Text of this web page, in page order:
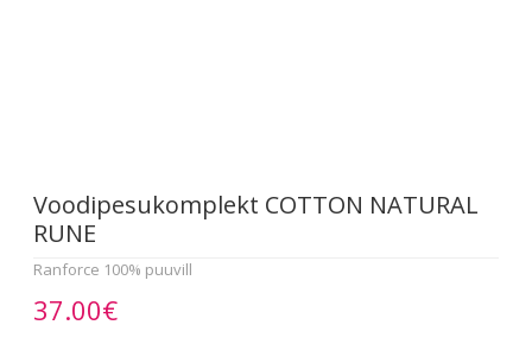
Voodipesukomplekt COTTON NATURAL
RUNE
Ranforce 100% puuvill
37.00€